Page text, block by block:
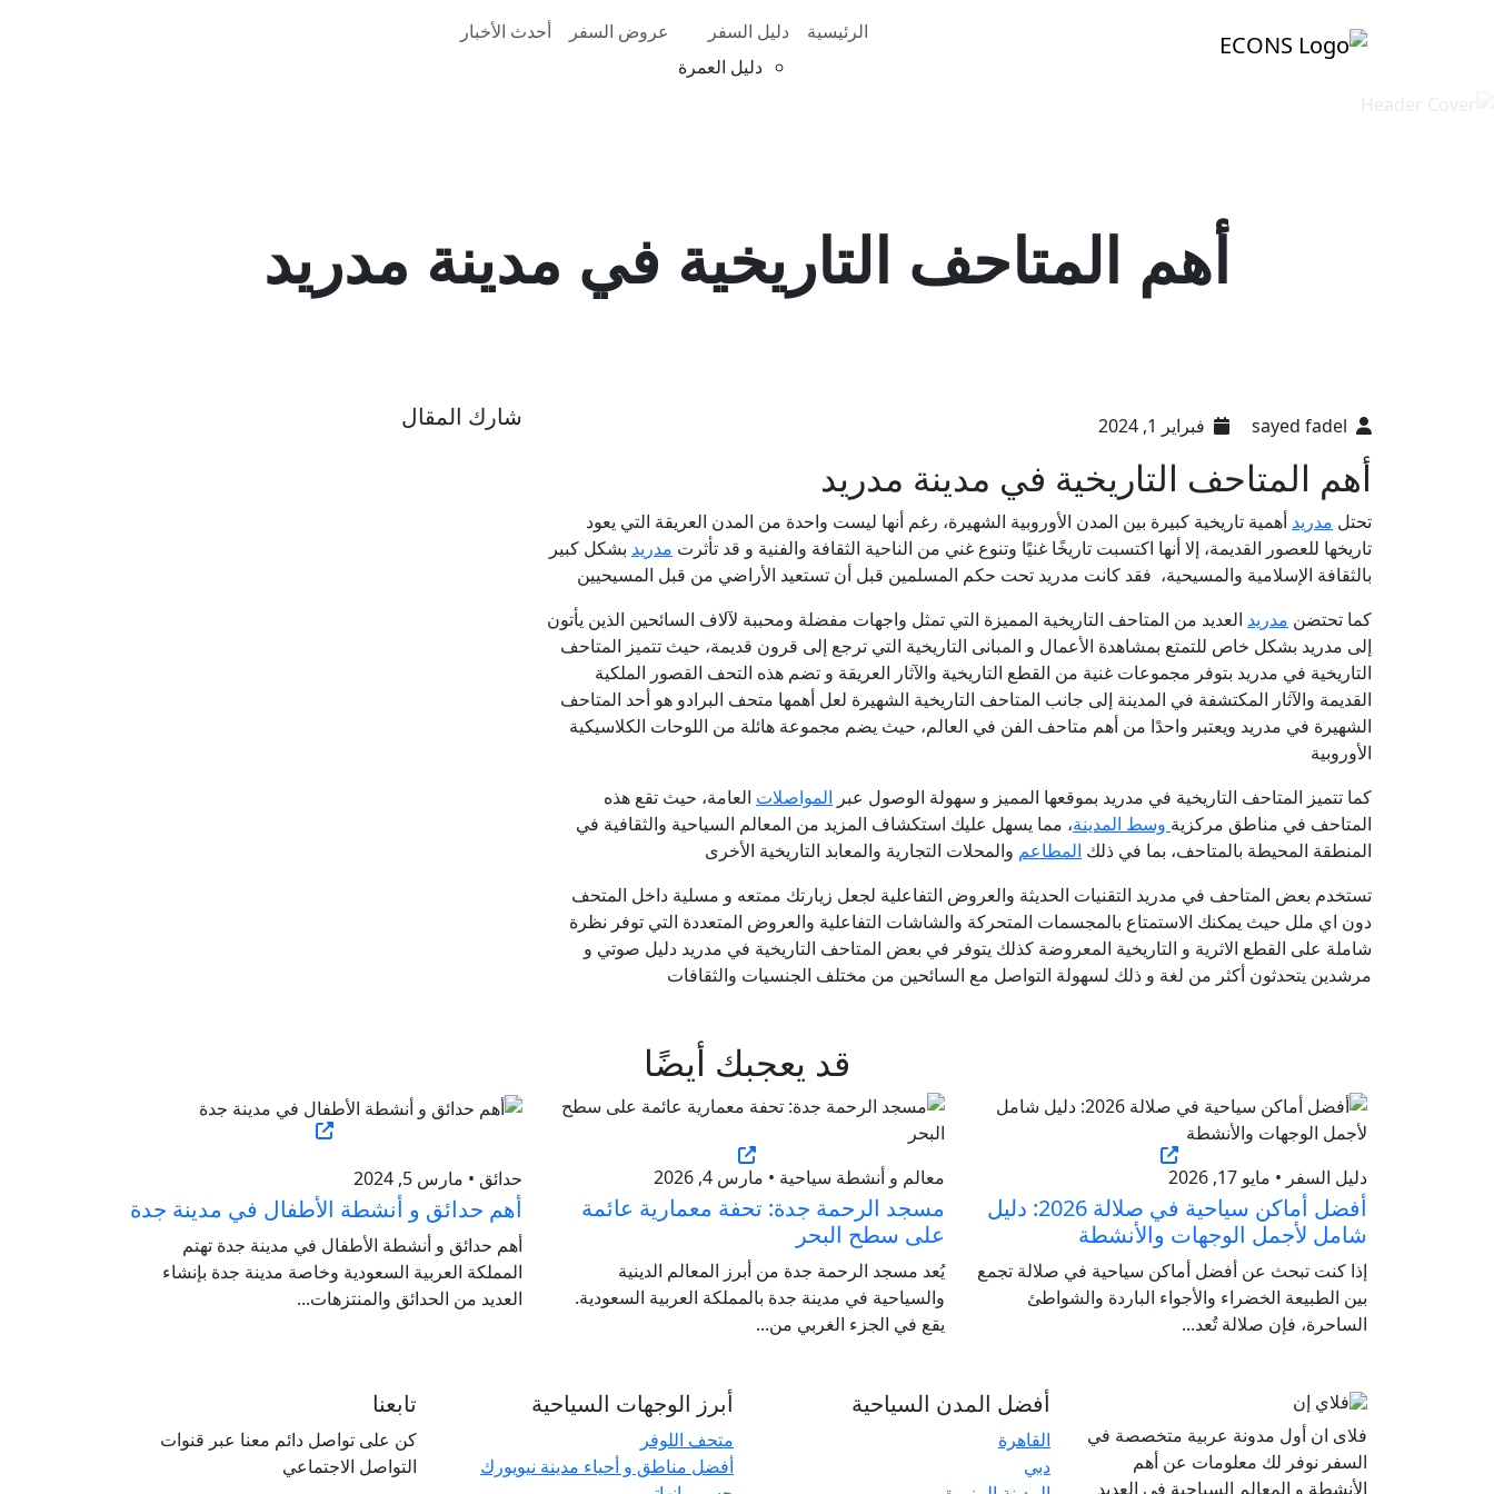
الرئيسية
دليل السفر
دليل العمرة
عروض السفر أحدث الأخبار
أهم المتاحف التاريخية في مدينة مدريد
فبراير 1, 2024
أهم المتاحف التاريخية في مدينة مدريد
تحتل مدريد أهمية تاريخية كبيرة بين المدن الأوروبية الشهيرة، رغم أنها ليست واحدة من المدن العريقة التي يعود
تاريخها للعصور القديمة، إلا أنها اكتسبت تاريخًا غنيًا وتنوع غني من الناحية الثقافة والفنية و قد تأثرت مدريد بشكل كبير
بالثقافة الإسلامية والمسيحية، فقد كانت مدريد تحت حكم المسلمين قبل أن تستعيد الأراضي من قبل المسيحيين
كما تحتضن مدريد العديد من المتاحف التاريخية المميزة التي تمثل واجهات مفضلة ومحببة لآلاف السائحين الذين يأتون
إلى مدريد بشكل خاص للتمتع بمشاهدة الأعمال و المبانى التاريخية التي ترجع إلى قرون قديمة، حيث تتميز المتاحف
التاريخية في مدريد بتوفر مجموعات غنية من القطع التاريخية والآثار العريقة و تضم هذه التحف القصور الملكية
القديمة والآثار المكتشفة في المدينة إلى جانب المتاحف التاريخية الشهيرة لعل أهمها متحف البرادو هو أحد المتاحف
الشهيرة في مدريد ويعتبر واحدًا من أهم متاحف الفن في العالم، حيث يضم مجموعة هائلة من اللوحات الكلاسيكية
الأوروبية
كما تتميز المتاحف التاريخية في مدريد بموقعها المميز و سهولة الوصول عبر المواصلات العامة، حيث تقع هذه
المتاحف في مناطق مركزية وسط المدينة، مما يسهل عليك استكشاف المزيد من المعالم السياحية والثقافية في
المنطقة المحيطة بالمتاحف، بما في ذلك المطاعم والمحلات التجارية والمعابد التاريخية الأخرى
تستخدم بعض المتاحف في مدريد التقنيات الحديثة والعروض التفاعلية لجعل زيارتك ممتعه و مسلية داخل المتحف
دون اي ملل حيث يمكنك الاستمتاع بالمجسمات المتحركة والشاشات التفاعلية والعروض المتعددة التي توفر نظرة
شاملة على القطع الاثرية و التاريخية المعروضة كذلك يتوفر في بعض المتاحف التاريخية في مدريد دليل صوتي و
مرشدين يتحدثون أكثر من لغة و ذلك لسهولة التواصل مع السائحين من مختلف الجنسيات والثقافات
شارك المقال
قد يعجبك أيضًا
دليل السفر • مايو 17, 2026
أفضل أماكن سياحية في صلالة 2026: دليل
شامل لأجمل الوجهات والأنشطة
إذا كنت تبحث عن أفضل أماكن سياحية في صلالة تجمع
بين الطبيعة الخضراء والأجواء الباردة والشواطئ
الساحرة، فإن صلالة تُعد...
معالم و أنشطة سياحية • مارس 4, 2026
مسجد الرحمة جدة: تحفة معمارية عائمة
على سطح البحر
يُعد مسجد الرحمة جدة من أبرز المعالم الدينية
والسياحية في مدينة جدة بالمملكة العربية السعودية.
يقع في الجزء الغربي من...
حدائق • مارس 5, 2024
أهم حدائق و أنشطة الأطفال في مدينة جدة
أهم حدائق و أنشطة الأطفال في مدينة جدة تهتم
المملكة العربية السعودية وخاصة مدينة جدة بإنشاء
العديد من الحدائق والمنتزهات...
فلاى ان أول مدونة عربية متخصصة في
السفر نوفر لك معلومات عن أهم
الأنشطة و المعالم السياحية في العديد
أفضل المدن السياحية
القاهرة
دبي
أبرز الوجهات السياحية
متحف اللوفر
أفضل مناطق و أحياء مدينة نيويورك
تابعنا
كن على تواصل دائم معنا عبر قنوات
التواصل الاجتماعي